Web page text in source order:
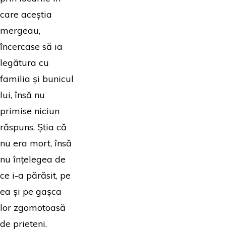
care aceștia
mergeau,
încercase să ia
legătura cu
familia și bunicul
lui, însă nu
primise niciun
răspuns. Știa că
nu era mort, însă
nu înțelegea de
ce i-a părăsit, pe
ea și pe gașca
lor zgomotoasă
de prieteni.